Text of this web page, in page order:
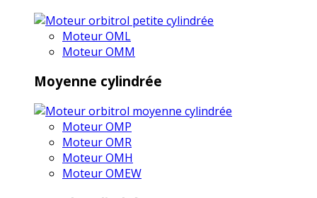
Moteur OML
Moteur OMM
Moyenne cylindrée
Moteur OMP
Moteur OMR
Moteur OMH
Moteur OMEW